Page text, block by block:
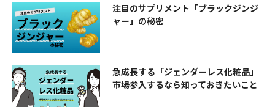
注目のサプリメント「ブラックジンジ
ャー」の秘密
急成長する「ジェンダーレス化粧品」
市場参入するなら知っておきたいこと